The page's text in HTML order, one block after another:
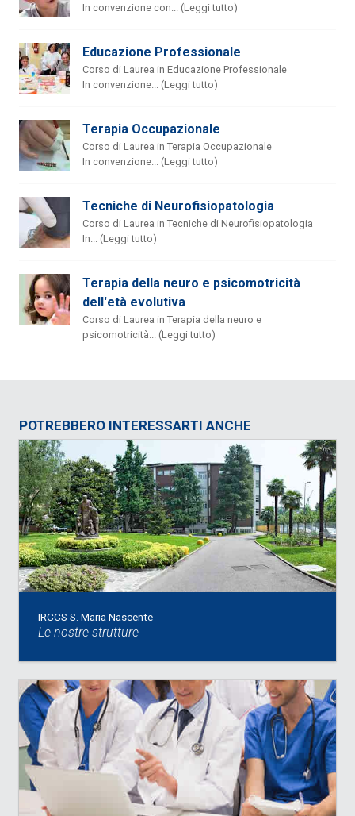
In convenzione con... (Leggi tutto)
Educazione Professionale
Corso di Laurea in Educazione Professionale
In convenzione... (Leggi tutto)
Terapia Occupazionale
Corso di Laurea in Terapia Occupazionale
In convenzione... (Leggi tutto)
Tecniche di Neurofisiopatologia
Corso di Laurea in Tecniche di Neurofisiopatologia
In... (Leggi tutto)
Terapia della neuro e psicomotricità
dell'età evolutiva
Corso di Laurea in Terapia della neuro e
psicomotricità... (Leggi tutto)
POTREBBERO INTERESSARTI ANCHE
IRCCS S. Maria Nascente
Le nostre strutture